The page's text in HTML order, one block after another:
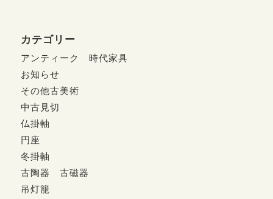
カテゴリー
アンティーク 時代家具
お知らせ
その他古美術
中古見切
仏掛軸
円座
冬掛軸
古陶器 古磁器
吊灯籠